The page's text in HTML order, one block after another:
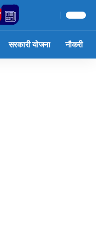
सरकारी योजना नौकरी